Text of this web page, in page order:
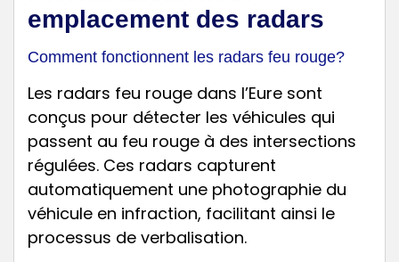
emplacement des radars
Comment fonctionnent les radars feu rouge?
Les radars feu rouge dans l’Eure sont
conçus pour détecter les véhicules qui
passent au feu rouge à des intersections
régulées. Ces radars capturent
automatiquement une photographie du
véhicule en infraction, facilitant ainsi le
processus de verbalisation.